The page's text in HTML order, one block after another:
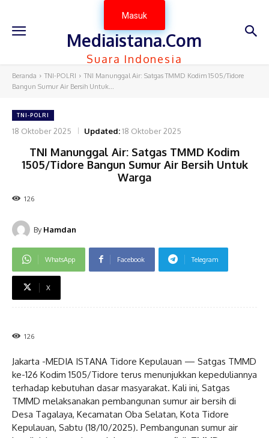
Masuk
Mediaistana.Com
Suara Indonesia
Beranda TNI-POLRI
TNI Manunggal Air: Satgas TMMD Kodim 1505/Tidore
Bangun Sumur Air Bersih Untuk...
TNI-POLRI
18 Oktober 2025 Updated:18 Oktober 2025
TNI Manunggal Air: Satgas TMMD Kodim
1505/Tidore Bangun Sumur Air Bersih Untuk
Warga
126
By Hamdan
WhatsApp Facebook Telegram
X
126
Jakarta -MEDIA ISTANA Tidore Kepulauan — Satgas TMMD
ke-126 Kodim 1505/Tidore terus menunjukkan kepeduliannya
terhadap kebutuhan dasar masyarakat. Kali ini, Satgas
TMMD melaksanakan pembangunan sumur air bersih di
Desa Tagalaya, Kecamatan Oba Selatan, Kota Tidore
Kepulauan, Sabtu (18/10/2025). Pembangunan sumur air